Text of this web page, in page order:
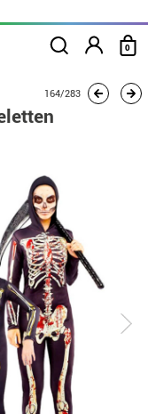
0
von vermummten Skeletten
164/283